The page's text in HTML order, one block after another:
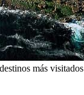
más